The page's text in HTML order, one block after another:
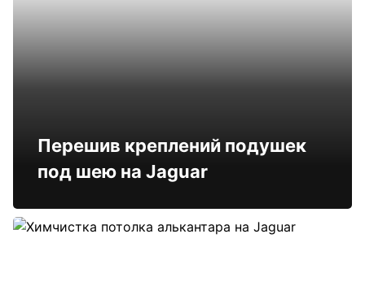
Перешив креплений подушек
под шею на Jaguar